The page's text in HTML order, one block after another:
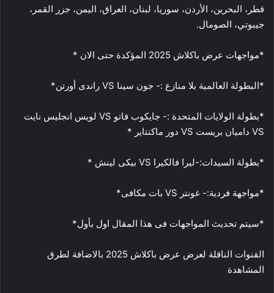
قطر، البحرين، الأردن، سوريا، لبنان، العراق، اليمن، جزر القمر،
جيبوتي، الصومال.
*مواجهات عرض باكلاش 2025 المؤكدة حتى الان *
*البطولة العالمية بلا منازع :- جون سينا VS راندى أورتن*
*بطولة الولايات المتحدة :- جايكوب فاتو VS لويس انجليس نايت
VS داميان بريست VS دور ماكنتاير *
*بطولة السيدات:-ليرا فالكيرا VS بيكى لينش *
*مواجهة فردية:- غونتر VS بات مكافى*
*سيتم تحديث المواجهات فى هذا المقال اول بأول*
القنوات الناقلة لعرض عرض باكلاش 2025 بالاضافة لطرق
المشاهدة